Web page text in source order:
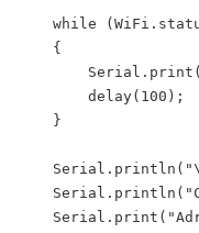
while (WiFi.status()
{
delay(100);
}